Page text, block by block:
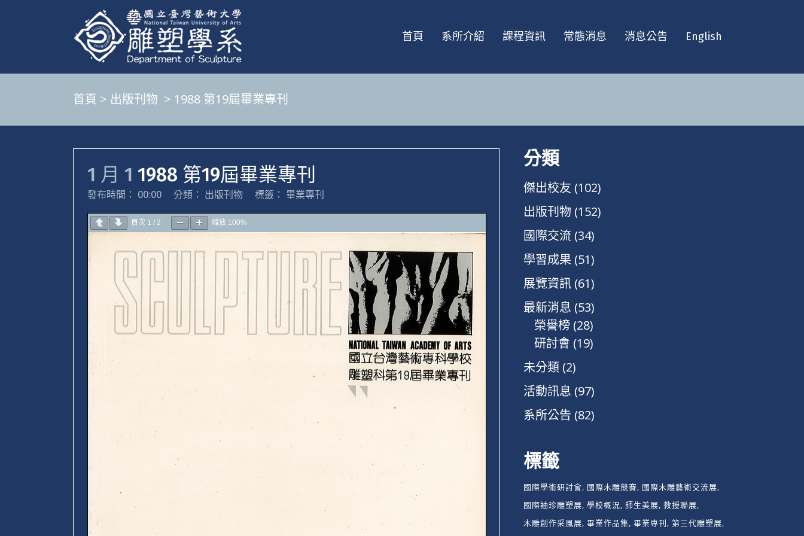
首頁 系所介紹 課程資訊 常態消息 消息公告 English
首頁 > 出版刊物 > 1988 第19屆畢業專刊
1 月 1 1988 第19屆畢業專刊
發布時間： 00:00 分類： 出版刊物 標籤： 畢業專刊
頁次 1 / 2 縮放 100%
分類
傑出校友 (102)
出版刊物 (152)
國際交流 (34)
學習成果 (51)
展覽資訊 (61)
最新消息 (53)
榮譽榜 (28)
研討會 (19)
未分類 (2)
活動訊息 (97)
系所公告 (82)
標籤
國際學術研討會 國際木雕競賽 國際木雕藝術交流展
國際袖珍雕塑展 學校概況 師生美展 教授聯展
木雕創作采風展 畢業作品集 畢業專刊 第三代雕塑展